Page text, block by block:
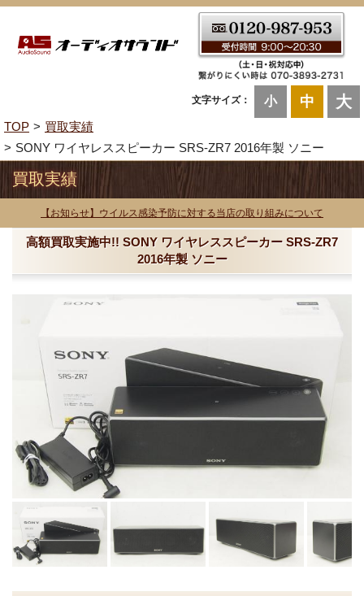
文字サイズ： 小 中 大
TOP
買取実績
SONY ワイヤレススピーカー SRS-ZR7 2016年製 ソニー
買取実績
【お知らせ】ウイルス感染予防に対する当店の取り組みについて
高額買取実施中!! SONY ワイヤレススピーカー SRS-ZR7
2016年製 ソニー